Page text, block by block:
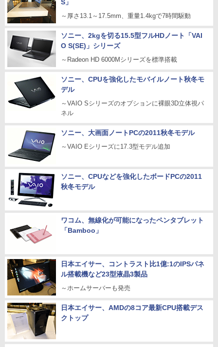
S」
～厚さ13.1～17.5mm、重量1.4kgで7時間駆動
ソニー、2kgを切る15.5型フルHDノート「VAI
O S(SE)」シリーズ
～Radeon HD 6000Mシリーズを標準搭載
ソニー、CPUを強化したモバイルノート秋冬モ
デル
～VAIO Sシリーズのオプションに裸眼3D立体視パ
ネル
ソニー、大画面ノートPCの2011秋冬モデル
～VAIO Eシリーズに17.3型モデル追加
ソニー、CPUなどを強化したボードPCの2011
秋冬モデル
ワコム、無線化が可能になったペンタブレット
「Bamboo」
日本エイサー、コントラスト比1億:1のIPSパネ
ル搭載機など23型液晶3製品
～ホームサーバーも発売
日本エイサー、AMDの8コア最新CPU搭載デス
クトップ